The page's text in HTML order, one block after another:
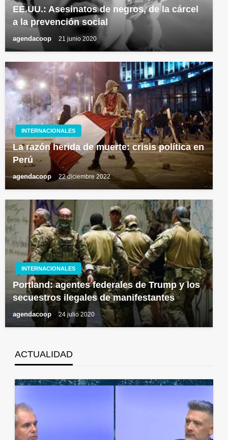
EE.UU.: Asesinatos de negros, de la cárcel
a la prevención social
agendacoop 21 junio 2020
INTERNACIONALES
La razón herida de muerte: crisis política en
Perú
agendacoop 22 diciembre 2022
INTERNACIONALES
Portland: agentes federales de Trump y los
secuestros ilegales de manifestantes
agendacoop 24 julio 2020
ACTUALIDAD